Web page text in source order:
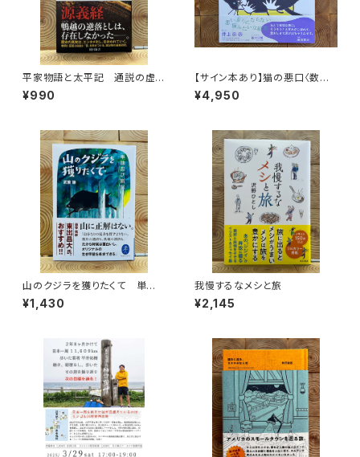
平家物語と太平記 通説の虚
像を暴く
¥990
【サイン本あり】猫の悪口〈数量
限定・オリジナルトート付き〉
¥4,950
山のクジラを獲りたくて 単独
忍び猟記（文庫版）
¥1,430
我慢するなメシと旅
¥2,145